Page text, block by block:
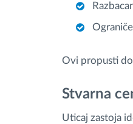
Ovi propusti
Stvarna
Uticaj zastoja